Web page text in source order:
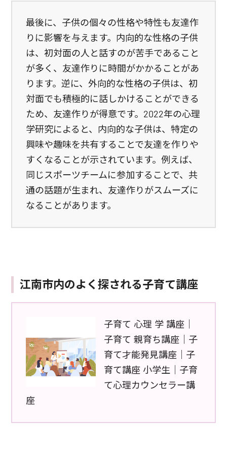
最後に、子供の個々の性格や特性も友達作
りに影響を与えます。内向的な性格の子供
は、初対面の人と話すのが苦手であること
が多く、友達作りに時間がかかることがあ
ります。逆に、外向的な性格の子供は、初
対面でも積極的に話しかけることができる
ため、友達作りが得意です。2022年の心理
学研究によると、内向的な子供は、特定の
興味や趣味を共有することで友達を作りや
すくなることが示されています。例えば、
同じスポーツチームに参加することで、共
通の話題が生まれ、友達作りがスムーズに
なることがあります。
江南市内のよく探される子育て講座
子育て 心理 学 講座｜
子育て 親育ち講座｜子
育て才能発見講座｜子
育て講座 小学生｜子育
て心理カウンセラー講
座